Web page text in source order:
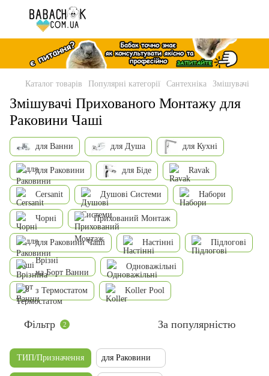
Каталог товарів Популярні категорії Сантехніка Змішувачі
Змішувачі Прихованого Монтажу для
Раковини Чаші
для Ванни для Душа для Кухні
для Раковини для Біде Ravak
Cersanit Душові Системи Набори
Чорні Прихований Монтаж
для Раковини Чаші Настінні
Підлогові
Врізні
на Борт Ванни
Одноважільні
з Термостатом Koller Pool
Фільтр 2 За популярністю
ТИП/Призначення для Раковини